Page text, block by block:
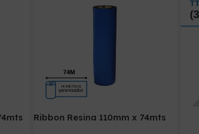
Ribbon Resina 110mm x 74mts